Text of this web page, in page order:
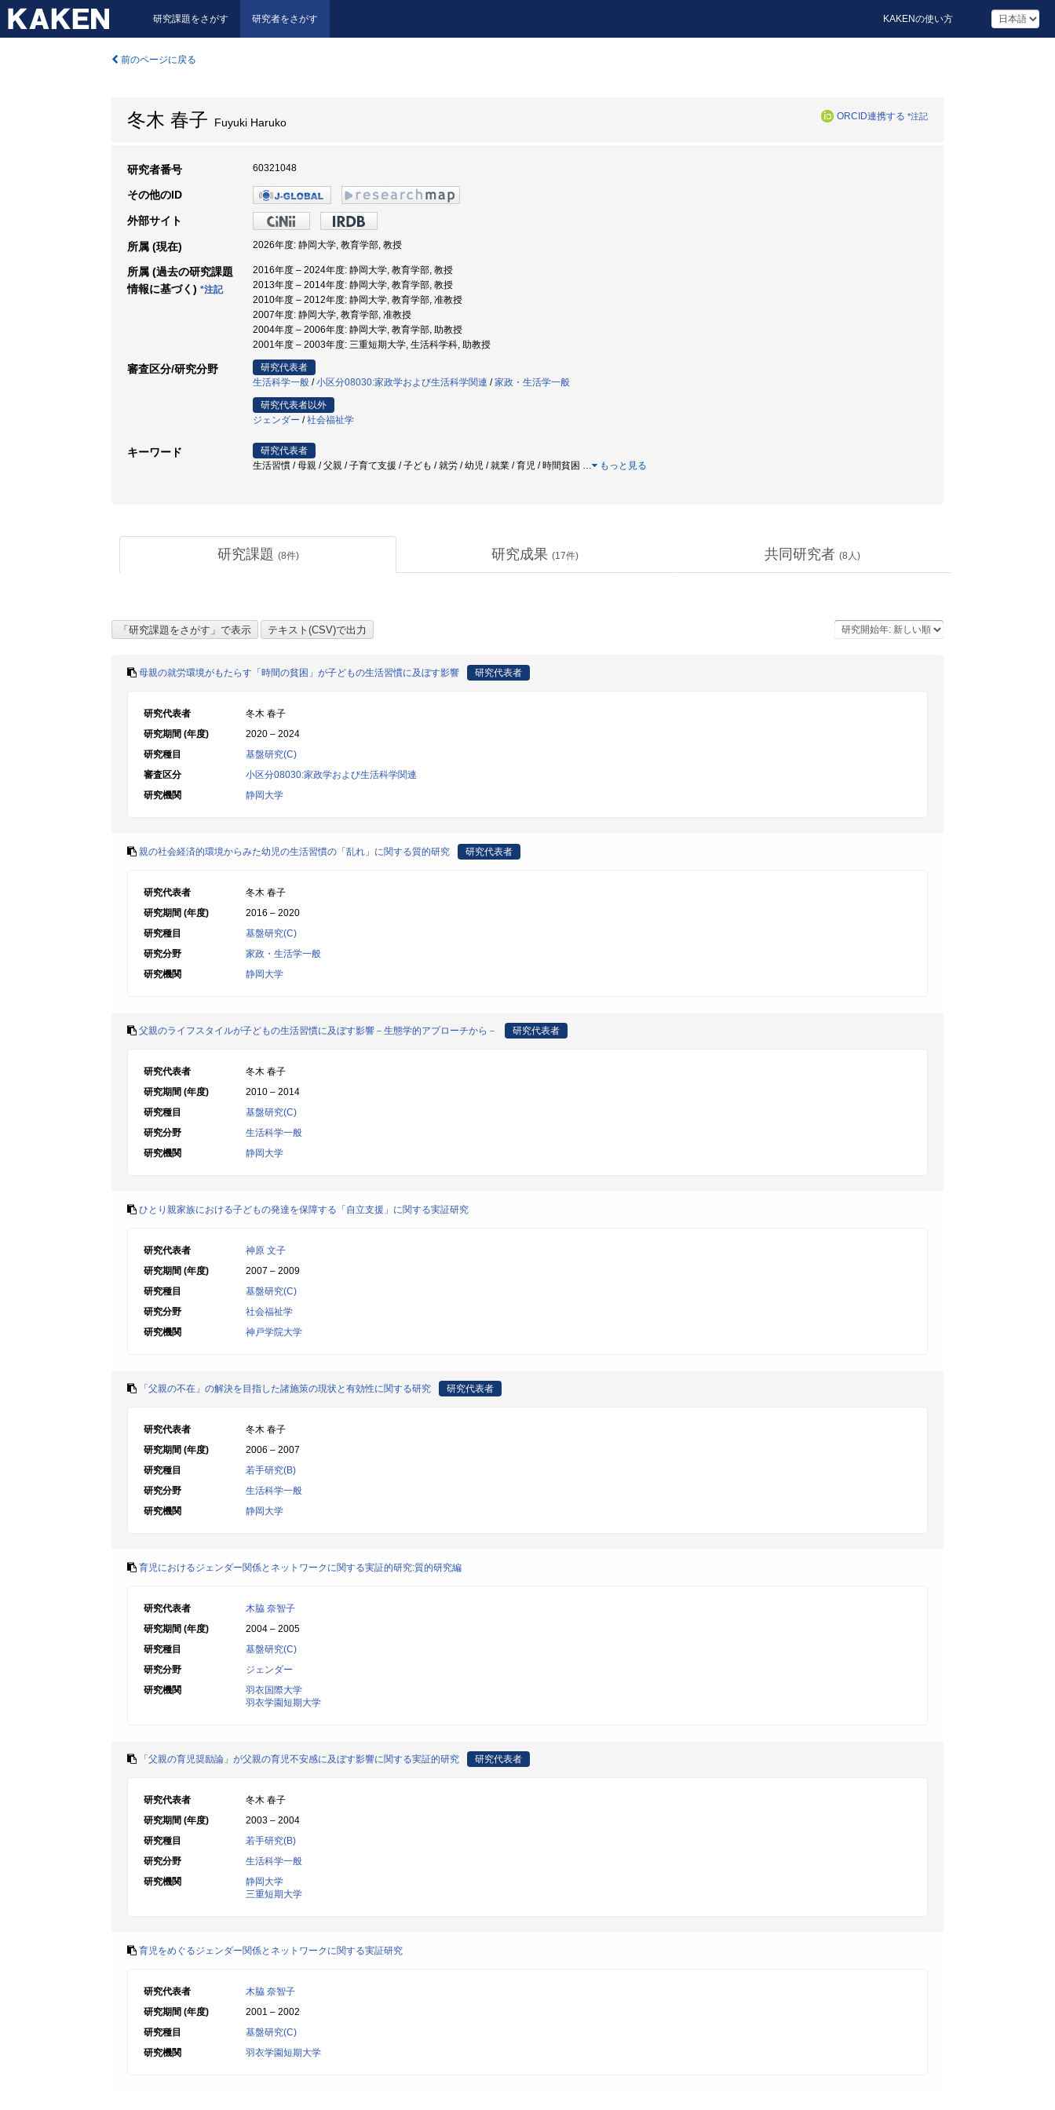
研究課題をさがす 研究者をさがす KAKENの使い方
前のページに戻る
冬木 春子 Fuyuki Haruko ORCID連携する *注記
研究者番号 60321048
その他のID
外部サイト
所属 (現在) 2026年度: 静岡大学, 教育学部, 教授
所属 (過去の研究課題
情報に基づく) *注記
2016年度 – 2024年度: 静岡大学, 教育学部, 教授
2013年度 – 2014年度: 静岡大学, 教育学部, 教授
2010年度 – 2012年度: 静岡大学, 教育学部, 准教授
2007年度: 静岡大学, 教育学部, 准教授
2004年度 – 2006年度: 静岡大学, 教育学部, 助教授
2001年度 – 2003年度: 三重短期大学, 生活科学科, 助教授
審査区分/研究分野
研究代表者
生活科学一般 /小区分08030:家政学および生活科学関連 /家政・生活学一般
研究代表者以外
ジェンダー /社会福祉学
キーワード
研究代表者
生活習慣 / 母親 / 父親 / 子育て支援 / 子ども / 就労 / 幼児 / 就業 / 育児 / 時間貧困 … もっと見る
研究課題 (8件) 研究成果 (17件) 共同研究者 (8 人)
母親の就労環境がもたらす「時間の貧困」が子どもの生活習慣に及ぼす影響 研究代表者
研究代表者
冬木 春子
研究期間 (年度)
2020 – 2024
研究種目
基盤研究(C)
審査区分
小区分08030:家政学および生活科学関連
研究機関
静岡大学
親の社会経済的環境からみた幼児の生活習慣の「乱れ」に関する質的研究 研究代表者
研究代表者
冬木 春子
研究期間 (年度)
2016 – 2020
研究種目
基盤研究(C)
研究分野
家政・生活学一般
研究機関
静岡大学
父親のライフスタイルが子どもの生活習慣に及ぼす影響－生態学的アプローチから－ 研究代表者
研究代表者
冬木 春子
研究期間 (年度)
2010 – 2014
研究種目
基盤研究(C)
研究分野
生活科学一般
研究機関
静岡大学
ひとり親家族における子どもの発達を保障する「自立支援」に関する実証研究
研究代表者
神原 文子
研究期間 (年度)
2007 – 2009
研究種目
基盤研究(C)
研究分野
社会福祉学
研究機関
神戸学院大学
「父親の不在」の解決を目指した諸施策の現状と有効性に関する研究 研究代表者
研究代表者
冬木 春子
研究期間 (年度)
2006 – 2007
研究種目
若手研究(B)
研究分野
生活科学一般
研究機関
静岡大学
育児におけるジェンダー関係とネットワークに関する実証的研究:質的研究編
研究代表者
木脇 奈智子
研究期間 (年度)
2004 – 2005
研究種目
基盤研究(C)
研究分野
ジェンダー
研究機関
羽衣国際大学
羽衣学園短期大学
「父親の育児奨励論」が父親の育児不安感に及ぼす影響に関する実証的研究 研究代表者
研究代表者
冬木 春子
研究期間 (年度)
2003 – 2004
研究種目
若手研究(B)
研究分野
生活科学一般
研究機関
静岡大学
三重短期大学
育児をめぐるジェンダー関係とネットワークに関する実証研究
研究代表者
木脇 奈智子
研究期間 (年度)
2001 – 2002
研究種目
基盤研究(C)
研究機関
羽衣学園短期大学